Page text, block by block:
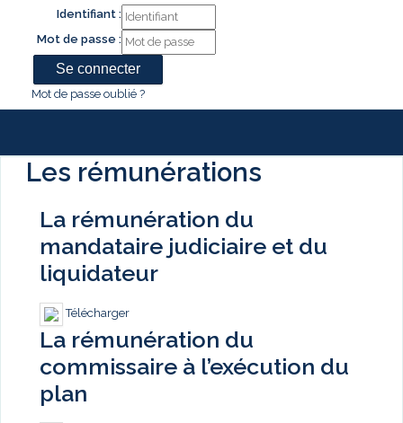
Identifiant :
Mot de passe :
Mot de passe oublié ?
Les rémunérations
La rémunération du
mandataire judiciaire et du
liquidateur
Télécharger
La rémunération du
commissaire à l’exécution du
plan